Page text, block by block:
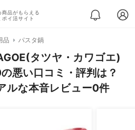
商品がもらえる
ポイ活サイト
品 パスタ鍋
タツヤ・カワゴエ)
悪い口コミ・評判は？
ルな本音レビュー0件